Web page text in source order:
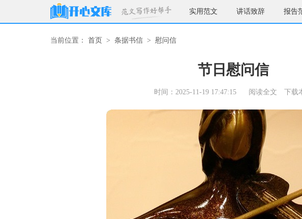
实用范文 讲话致辞 报告
当前位置： 首页 > 条据书信 > 慰问信
节日慰问信
时间：2025-11-19 17:47:15 阅读全文 下载